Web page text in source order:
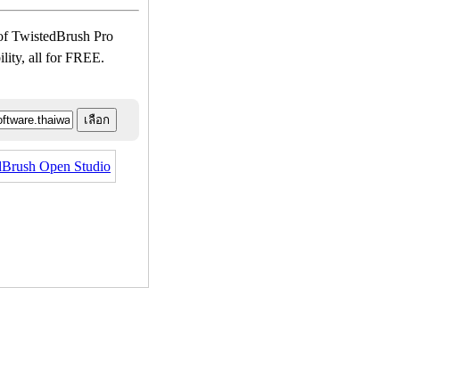
TwistedBrush Pro
all for FREE.
Open Studio